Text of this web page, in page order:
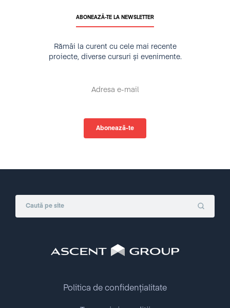
ABONEAZĂ-TE LA NEWSLETTER
Rămâi la curent cu cele mai recente
proiecte, diverse cursuri și evenimente.
Politica de confidențialitate